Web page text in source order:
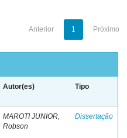
Anterior 1 Próximo
Autor(es) Tipo
MAROTI JUNIOR,
Robson
Dissertação